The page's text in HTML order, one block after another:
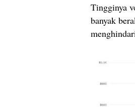
Tingginya
banyak